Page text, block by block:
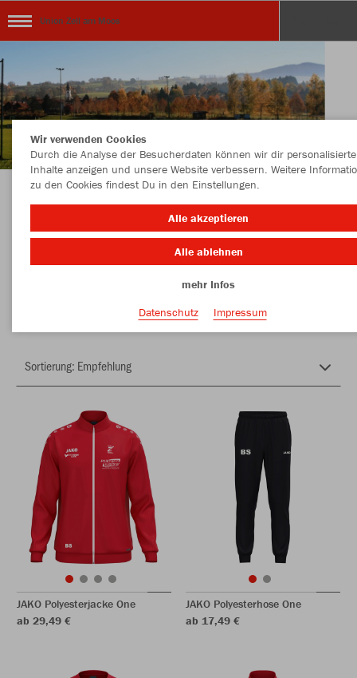
Union Zell am Moos
KOLLEKTION UNION RAIFFEISEN ZELL AM
MOOS
Farbe
JAKO Polyesterjacke One
ab 29,49 €
JAKO Polyesterhose One
ab 17,49 €
Wir verwenden Cookies
Durch die Analyse der Besucherdaten können wir dir personalisierte
Inhalte anzeigen und unsere Website verbessern. Weitere
zu den Cookies findest Du in den Einstellungen.
Alle akzeptieren
Alle ablehnen
mehr Infos
Datenschutz
Impressum